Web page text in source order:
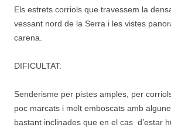
Els estrets corriols que travessem la
vessant nord de la Serra i les vistes
carena.
DIFICULTAT:
Senderisme per pistes amples, per
poc marcats i molt emboscats amb
bastant inclinades que en el cas d’estar